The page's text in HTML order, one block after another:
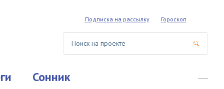
Подписка на рассылку Гороскоп
Сонник